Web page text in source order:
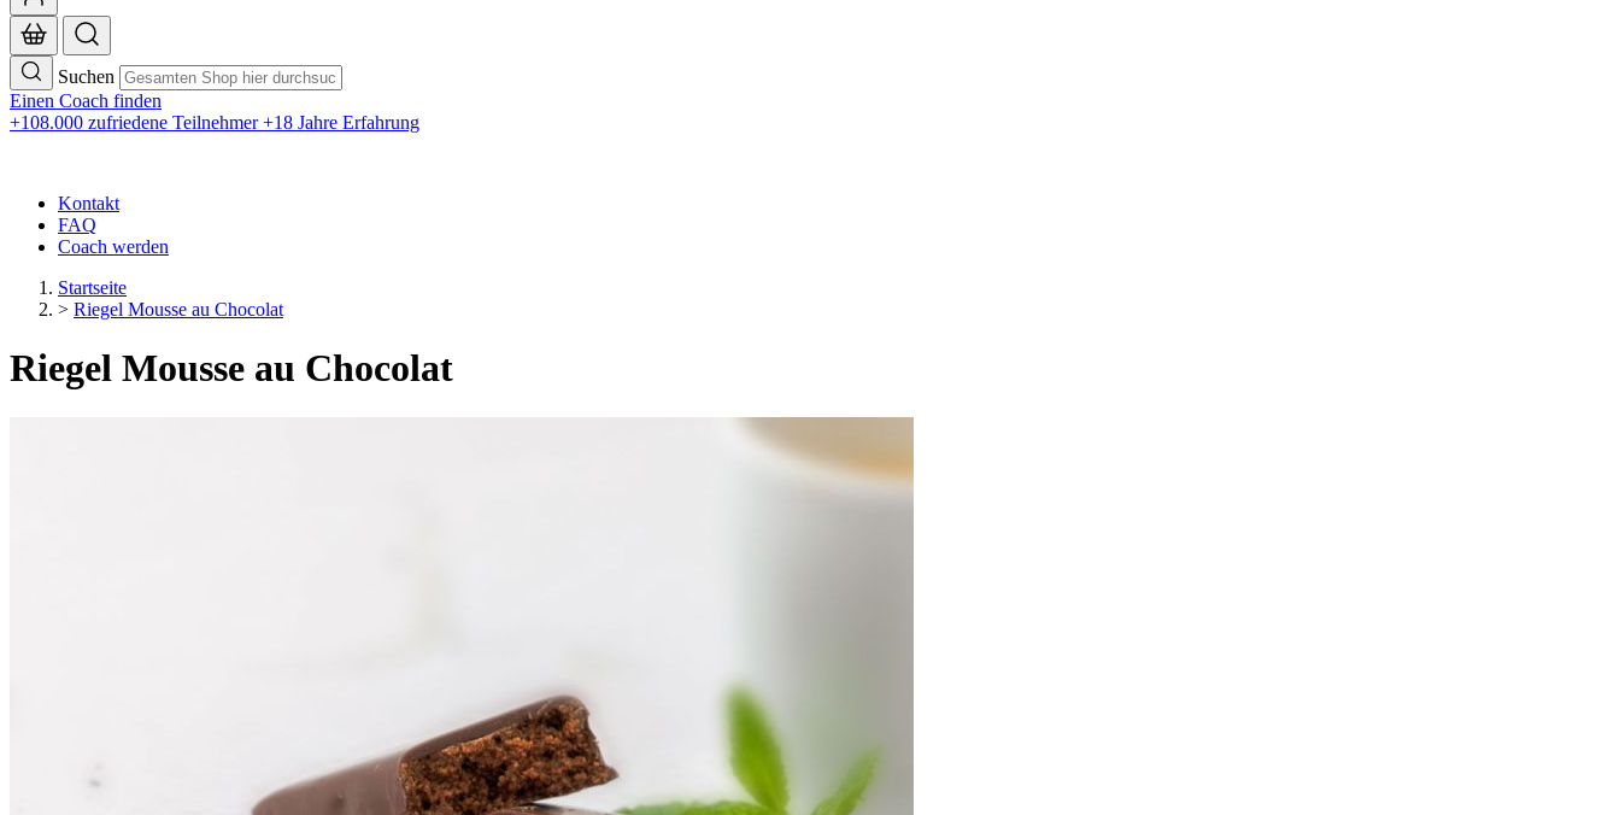
Suchen
Einen Coach finden
+108.000 zufriedene Teilnehmer+18 Jahre Erfahrung
Kontakt
FAQ
Coach werden
Startseite
> Riegel Mousse au Chocolat
Riegel Mousse au Chocolat